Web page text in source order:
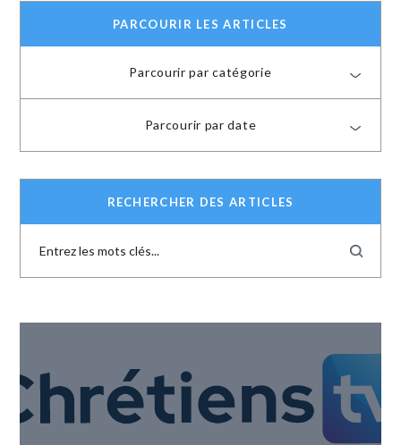
PARCOURIR LES ARTICLES
Parcourir par catégorie
Parcourir par date
RECHERCHER DES ARTICLES